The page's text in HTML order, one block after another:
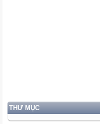
THƯ MỤC